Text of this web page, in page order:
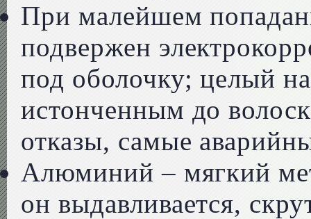
При малейшем
подвержен
под оболочку; целый
истонченным до
отказы, самые
Алюминий – мягкий
он выдавливается,